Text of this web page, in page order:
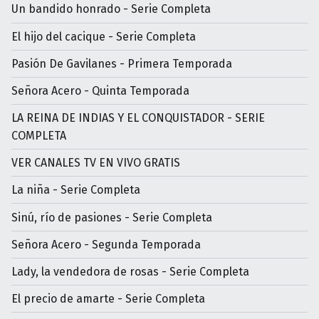
Un bandido honrado - Serie Completa
El hijo del cacique - Serie Completa
Pasión De Gavilanes - Primera Temporada
Señora Acero - Quinta Temporada
LA REINA DE INDIAS Y EL CONQUISTADOR - SERIE
COMPLETA
VER CANALES TV EN VIVO GRATIS
La niña - Serie Completa
Sinú, río de pasiones - Serie Completa
Señora Acero - Segunda Temporada
Lady, la vendedora de rosas - Serie Completa
El precio de amarte - Serie Completa